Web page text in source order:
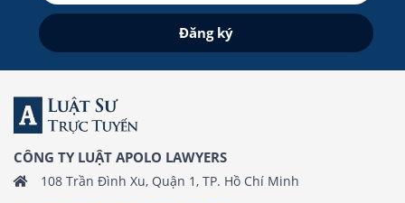
CÔNG TY LUẬT APOLO LAWYERS
108 Trần Đình Xu, Quận 1, TP. Hồ Chí Minh